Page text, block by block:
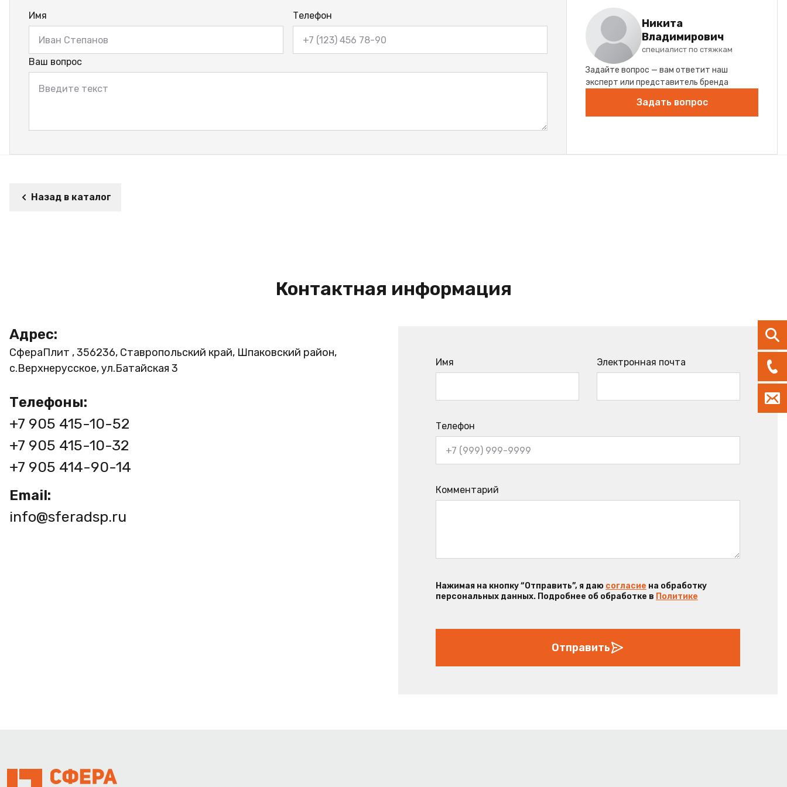
Имя Телефон
Ваш вопрос
Никита
Владимирович
специалист по стяжкам
Задайте вопрос — вам ответит наш
эксперт или представитель бренда
Задать вопрос
Назад в каталог
Контактная информация
Адрес:
СфераПлит , 356236, Ставропольский край, Шпаковский район,
с.Верхнерусское, ул.Батайская 3
Телефоны:
+7 905 415-10-52
+7 905 415-10-32
+7 905 414-90-14
Email:
info@sferadsp.ru
Имя Электронная почта
Телефон
Комментарий
Нажимая на кнопку “Отправить”, я даю согласие на обработку
персональных данных. Подробнее об обработке в Политике
Отправить